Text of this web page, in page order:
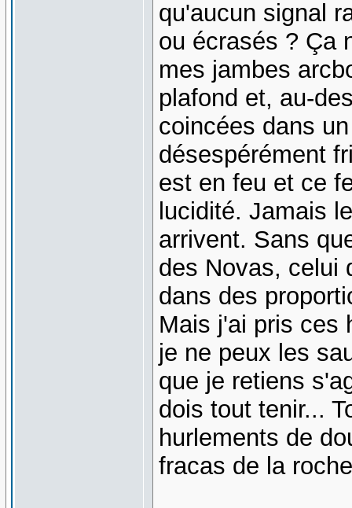
qu'aucun signal
ou écrasés ? Ça
mes jambes
plafond et, au-
coincées dans
désespérément
est en feu et ce
lucidité. Jamais
arrivent. Sans
des Novas, celui
dans des
Mais j'ai pris ces
je ne peux les
que je retiens
dois tout tenir...
hurlements de
fracas de la